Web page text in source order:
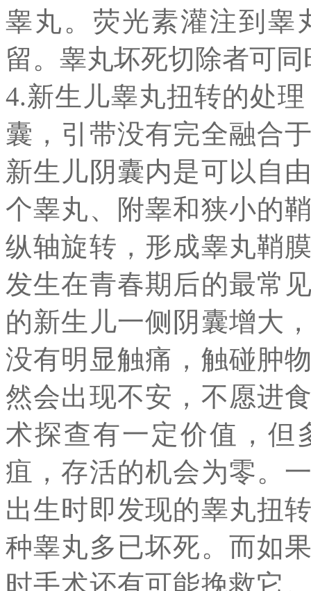
睾丸。荧光素灌注到睾
留。睾丸坏死切除者可
4.新生儿睾丸扭转的处
囊，引带没有完全融合
新生儿阴囊内是可以自
个睾丸、附睾和狭小的
纵轴旋转，形成睾丸鞘
发生在青春期后的最常
的新生儿一侧阴囊增大
没有明显触痛，触碰肿
然会出现不安，不愿进
术探查有一定价值，但
疽，存活的机会为零。
出生时即发现的睾丸扭
种睾丸多已坏死。而如
时手术还有可能挽救它